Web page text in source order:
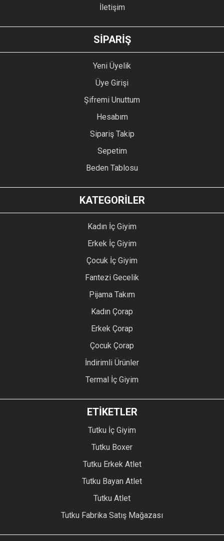
GÖNDER
İletişim
SİPARİŞ
Yeni Üyelik
Üye Girişi
Şifremi Unuttum
Hesabım
Sipariş Takip
Sepetim
Beden Tablosu
KATEGORİLER
Kadın İç Giyim
Erkek İç Giyim
Çocuk İç Giyim
Fantezi Gecelik
Pijama Takım
Kadın Çorap
Erkek Çorap
Çocuk Çorap
İndirimli Ürünler
Termal İç Giyim
ETİKETLER
Tutku İç Giyim
Tutku Boxer
Tutku Erkek Atlet
Tutku Bayan Atlet
Tutku Atlet
Tutku Fabrika Satış Mağazası